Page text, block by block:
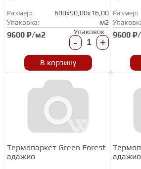
ТЕРРАСНАЯ
КОВРОВАЯ
МОДУЛЬНЫЕ ПВХ
ПОДЛОЖКА
ПЛИНТУС
Размер:
600x90,00x16,00
Упаковка:
м2
9600 ₽/м2 Упаковок
- +
В корзину
Размер:
9600
Термопаркет Green Forest
адажио
адажио